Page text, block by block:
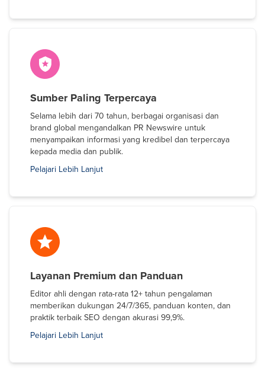
Sumber Paling Terpercaya
Selama lebih dari 70 tahun, berbagai organisasi dan
brand global mengandalkan PR Newswire untuk
menyampaikan informasi yang kredibel dan terpercaya
kepada media dan publik.
Pelajari Lebih Lanjut
Layanan Premium dan Panduan
Editor ahli dengan rata-rata 12+ tahun pengalaman
memberikan dukungan 24/7/365, panduan konten, dan
praktik terbaik SEO dengan akurasi 99,9%.
Pelajari Lebih Lanjut